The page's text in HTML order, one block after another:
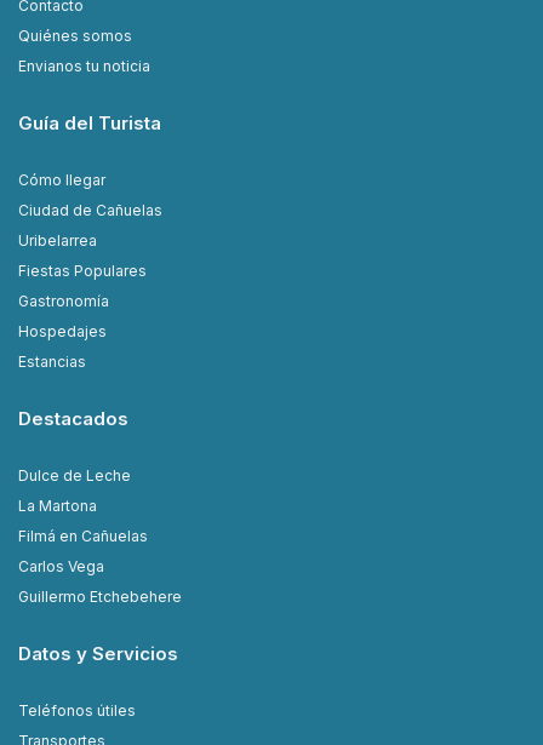
Contacto
Quiénes somos
Envianos tu noticia
Guía del Turista
Cómo llegar
Ciudad de Cañuelas
Uribelarrea
Fiestas Populares
Gastronomía
Hospedajes
Estancias
Destacados
Dulce de Leche
La Martona
Filmá en Cañuelas
Carlos Vega
Guillermo Etchebehere
Datos y Servicios
Teléfonos útiles
Transportes